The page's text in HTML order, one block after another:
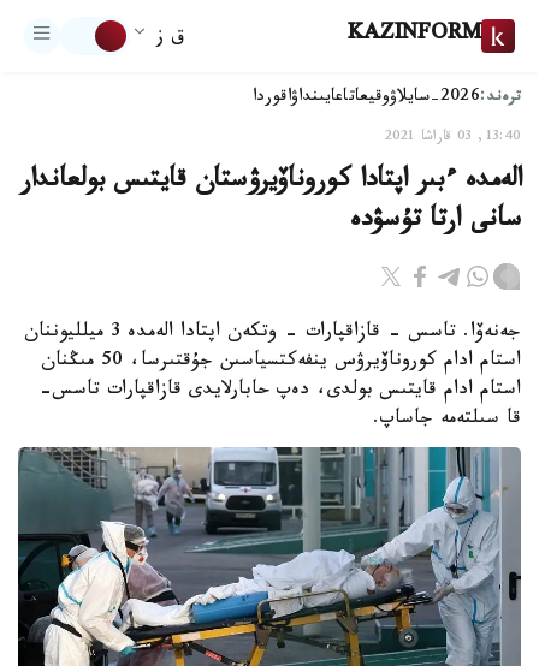
KAZINFORM ق ز
ترەند:2026-سايلاۋ وقيعاتاعايىنداۋاقوردا
13:40, 03 قاراشا 2021
الەمدە ءبىر اپتادا كوروناۆيرۋستان قايتىس بولعاندار
سانى ارتا تۇسۋدە
جەنەۆا. تاسس - قازاقپارات - وتكەن اپتادا الەمدە 3 ميلليوننان
استام ادام كوروناۆيرۋس ينفەكتسياسىن جۇقتىرسا، 50 مىڭنان
استام ادام قايتىس بولدى، دەپ حابارلايدى قازاقپارات تاسس-
قا سىلتەمە جاساپ.